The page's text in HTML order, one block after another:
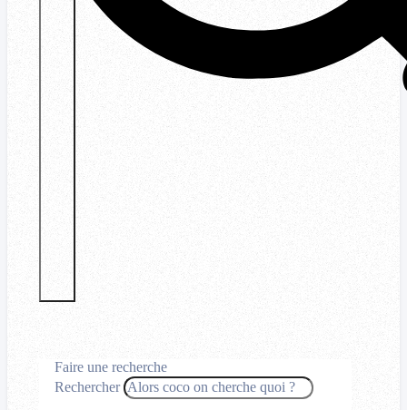
Faire une recherche
Rechercher